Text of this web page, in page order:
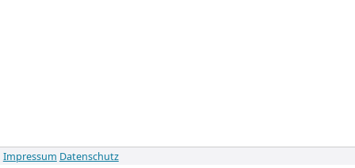
Impressum Datenschutz